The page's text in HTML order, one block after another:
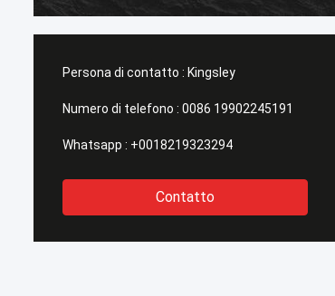
Persona di contatto : Kingsley
Numero di telefono : 0086 19902245191
Whatsapp : +0018219323294
Contatto